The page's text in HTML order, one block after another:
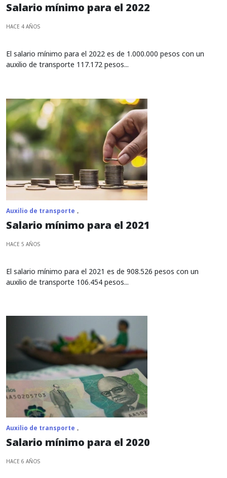
Salario mínimo para el 2022
HACE 4 AÑOS
El salario mínimo para el 2022 es de 1.000.000 pesos con un
auxilio de transporte 117.172 pesos...
Auxilio de transporte
Salario mínimo para el 2021
HACE 5 AÑOS
El salario mínimo para el 2021 es de 908.526 pesos con un
auxilio de transporte 106.454 pesos...
Auxilio de transporte
Salario mínimo para el 2020
HACE 6 AÑOS